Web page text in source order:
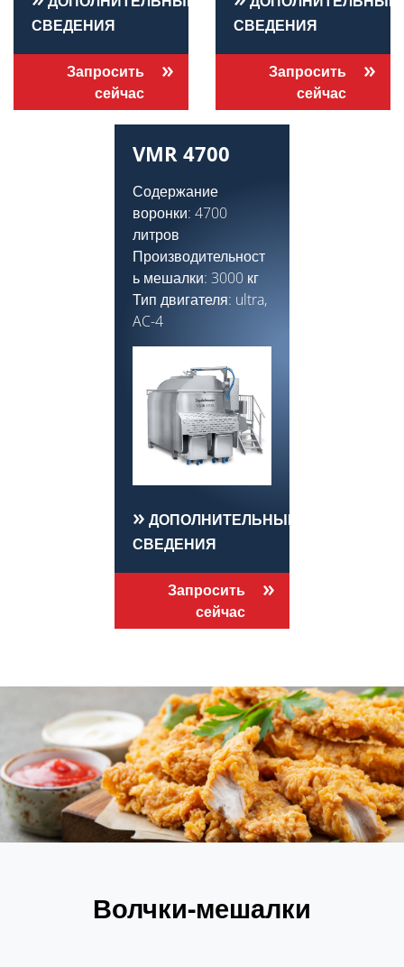
СВЕДЕНИЯ
Запросить
сейчас
СВЕДЕНИЯ
Запросить
сейчас
VMR 4700
Содержание
воронки: 4700
литров
Производительност
ь мешалки: 3000 кг
Тип двигателя: ultra,
AC-4
ДОПОЛНИТЕЛЬНЫЕ
СВЕДЕНИЯ
Запросить
сейчас
Волчки-мешалки